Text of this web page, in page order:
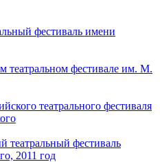
фестиваль имени
театральном фестивале им. М.
театрального фестиваля
театральный фестиваль
2011 год